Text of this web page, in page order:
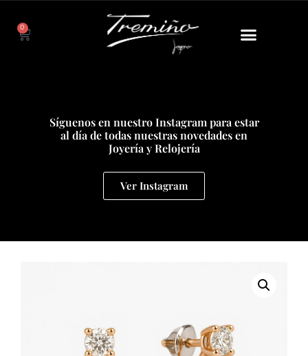
0
Síguenos en nuestro Instagram para estar
al día de todas nuestras novedades en
Joyería y Relojería
Ver Instagram